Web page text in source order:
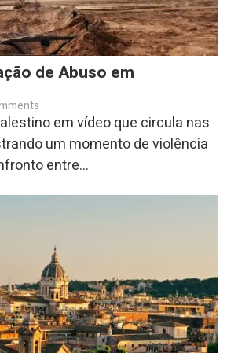
de Abuso em
em vídeo que circula nas
um momento de violência
entre...